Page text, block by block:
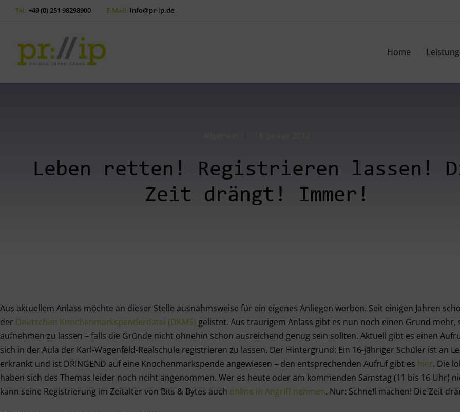
Tel: +49 (0) 251 98298900 E-Mail: info@pr-ip.de
Home
Leben retten! Registrieren lassen!
Zeit drängt! Immer!
Aus aktuellem Anlass möchte an dieser Stelle ausnahmsweise für ein eigenes Anliegen werben. Seit einigen Jahren
der Deutschen Knochenmarkspenderdatei (DKMS) gelistet. Aus traurigem Anlass gibt es nun noch einen Grund mehr,
aufnehmen zu lassen – falls die Gründe nicht ohnehin schon ausreichend genug sein sollten. Aktuell gibt es einen
sich in der Aula der Karl-Wagenfeld-Realschule registrieren zu lassen. Der Hintergrund: Ein 16-jähriger Schüler ist an
erkrankt und ist DRINGEND auf eine Knochenmarkspende angewiesen – den entsprechenden Aufruf gibt es hier. Die
haben sich des Themas leider noch nciht angenommen. Wer es heute oder am kommenden Samstag (11 bis 16 Uhr)
kann seine Registrierung im Zeitalter von Bits & Bytes auch online in Angriff nehmen. Nur: Schnell machen! Die Zeit